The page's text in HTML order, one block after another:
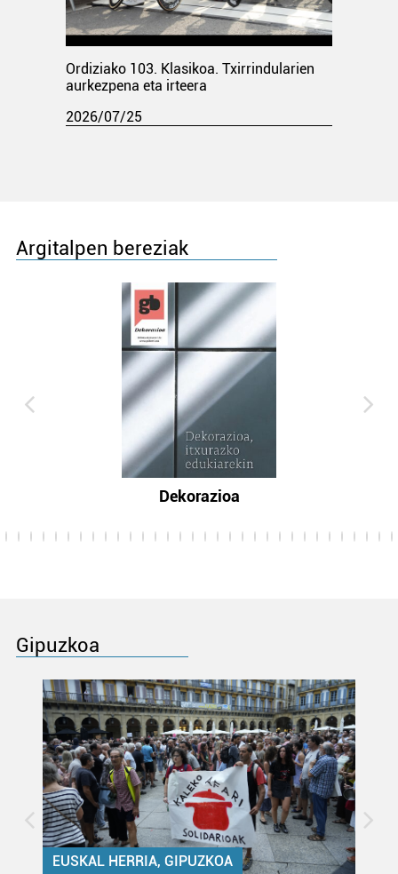
Ordiziako 103. Klasikoa. Txirrindularien
aurkezpena eta irteera
2026/07/25
Argitalpen bereziak
Dekorazioa
Gipuzkoa
EUSKAL HERRIA, GIPUZKOA